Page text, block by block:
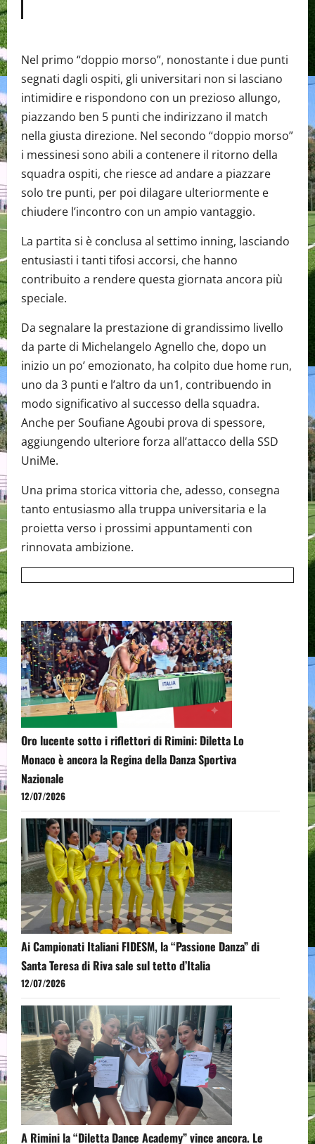
Nel primo “doppio morso”, nonostante i due punti
segnati dagli ospiti, gli universitari non si lasciano
intimidire e rispondono con un prezioso allungo,
piazzando ben 5 punti che indirizzano il match
nella giusta direzione. Nel secondo “doppio morso”
i messinesi sono abili a contenere il ritorno della
squadra ospiti, che riesce ad andare a piazzare
solo tre punti, per poi dilagare ulteriormente e
chiudere l’incontro con un ampio vantaggio.
La partita si è conclusa al settimo inning, lasciando
entusiasti i tanti tifosi accorsi, che hanno
contribuito a rendere questa giornata ancora più
speciale.
Da segnalare la prestazione di grandissimo livello
da parte di Michelangelo Agnello che, dopo un
inizio un po’ emozionato, ha colpito due home run,
uno da 3 punti e l’altro da un1, contribuendo in
modo significativo al successo della squadra.
Anche per Soufiane Agoubi prova di spessore,
aggiungendo ulteriore forza all’attacco della SSD
UniMe.
Una prima storica vittoria che, adesso, consegna
tanto entusiasmo alla truppa universitaria e la
proietta verso i prossimi appuntamenti con
rinnovata ambizione.
Oro lucente sotto i riflettori di Rimini: Diletta Lo
Monaco è ancora la Regina della Danza Sportiva
Nazionale
12/07/2026
Ai Campionati Italiani FIDESM, la “Passione Danza” di
Santa Teresa di Riva sale sul tetto d’Italia
12/07/2026
A Rimini la “Diletta Dance Academy” vince ancora. Le